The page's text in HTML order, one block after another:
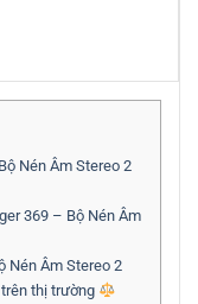
Nén Âm Stereo 2
369 – Bộ Nén Âm
Nén Âm Stereo 2
thị trường